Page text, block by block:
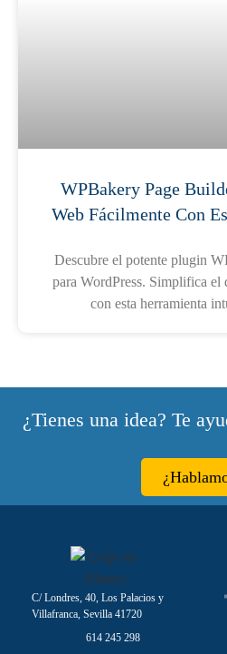
WPBakery Page
Web Fácilmente Con
Descubre el potente plugin
para WordPress. Simplifica el
con esta herramienta
¿Tienes una idea? Te
C/ Londres, 40, Los Palacios y
Villafranca, Sevilla 41720
614 245 298